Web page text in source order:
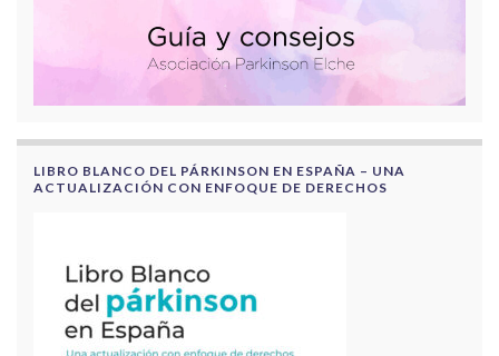
LIBRO BLANCO DEL PÁRKINSON EN ESPAÑA – UNA
ACTUALIZACIÓN CON ENFOQUE DE DERECHOS